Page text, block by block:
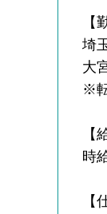
【
埼
大
※
【
時
【